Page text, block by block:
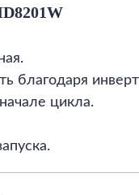
благодаря
цикла.